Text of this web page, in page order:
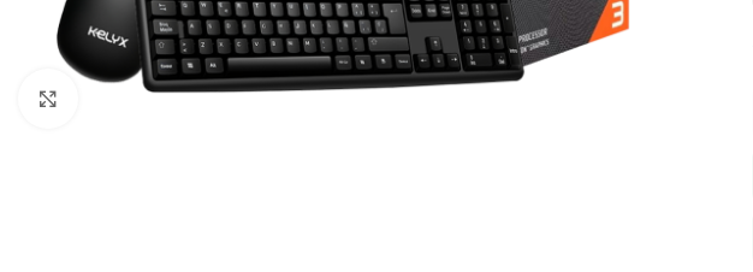
COMPUTADORAS
Y NOTEBOOK
PC DE
Agrandar imagen